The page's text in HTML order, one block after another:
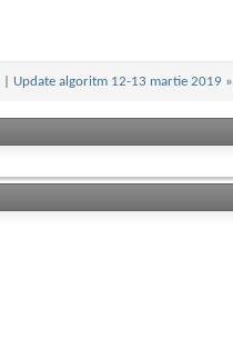
Update algoritm 12-13 martie 2019 »